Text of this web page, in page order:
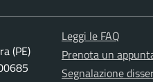
(PE)
Leggi le FAQ
Prenota un
Segnalazione